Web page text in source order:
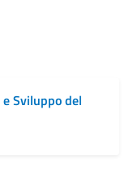
Sviluppo del